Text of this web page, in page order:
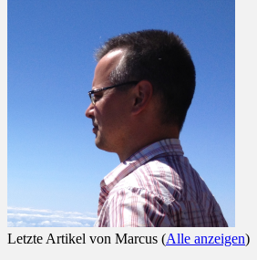
Letzte Artikel von Marcus (Alle anzeigen)